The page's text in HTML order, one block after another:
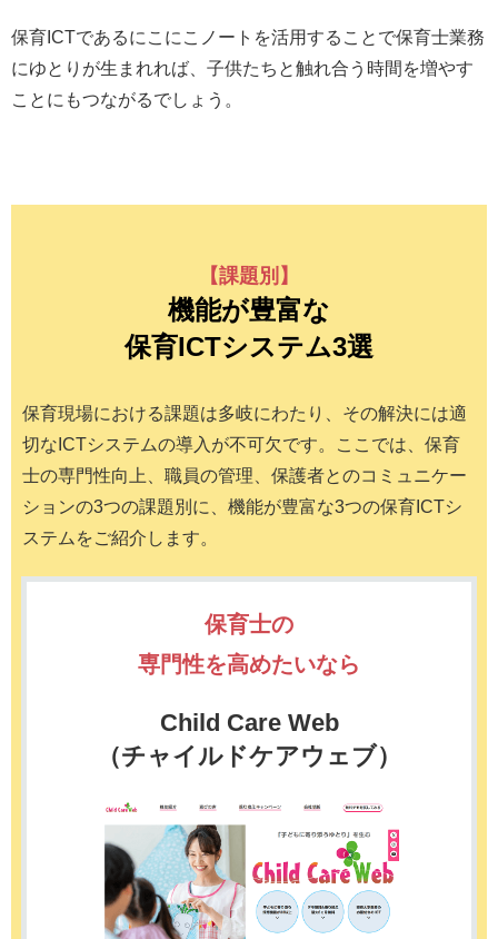
保育ICTであるにこにこノートを活用することで保育士業務
にゆとりが生まれれば、子供たちと触れ合う時間を増やす
ことにもつながるでしょう。
【課題別】
機能が豊富な
保育ICTシステム3選
保育現場における課題は多岐にわたり、その解決には適
切なICTシステムの導入が不可欠です。ここでは、保育
士の専門性向上、職員の管理、保護者とのコミュニケー
ションの3つの課題別に、機能が豊富な3つの保育ICTシ
ステムをご紹介します。
保育士の
専門性を高めたいなら
Child Care Web
（チャイルドケアウェブ）